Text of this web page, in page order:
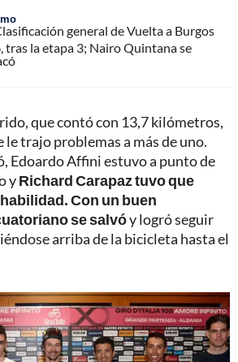
general de Vuelta a Burgos
tras la etapa 3; Nairo Quintana se
que contó con 13,7 kilómetros,
le trajo problemas a más de uno.
Edoardo Affini estuvo a punto de
yRichard Carapaz tuvo que
Con un buen
se salvóy logró seguir
arriba de la bicicleta hasta el